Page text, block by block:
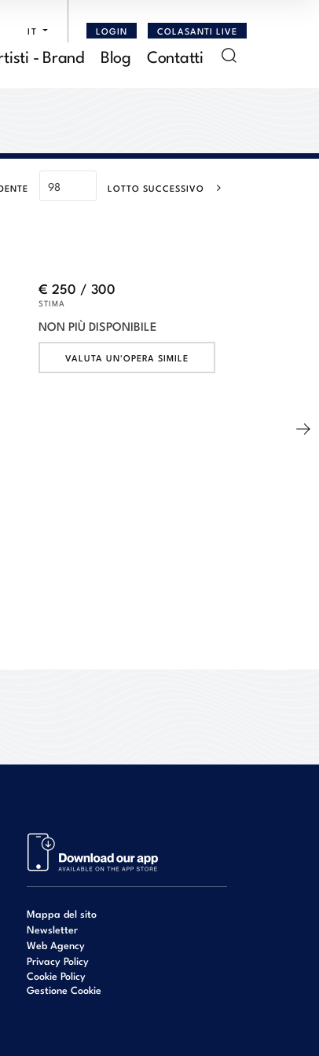
IT LOGIN COLASANTI LIVE
- Brand Blog Contatti
LOTTO SUCCESSIVO
€ 250 / 300
STIMA
NON PIÙ DISPONIBILE
VALUTA UN'OPERA SIMILE
Mappa del sito
Newsletter
Web Agency
Privacy Policy
Cookie Policy
Gestione Cookie